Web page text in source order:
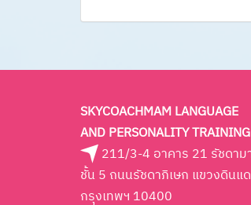
SKYCOACHMAM LANGUAGE
AND PERSONALITY TRAINING
211/3-4 อาคาร 21 รัชดาม
ชั้น 5 ถนนรัชดาภิเษก แขวงดินแ
กรุงเทพฯ 10400